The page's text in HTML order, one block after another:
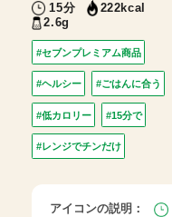
15分
222kcal
2.6g
#セブンプレミアム商品
#ヘルシー #ごはんに合う
#低カロリー #15分で
#レンジでチンだけ
アイコンの説明：